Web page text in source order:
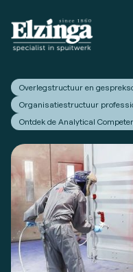
Overlegstructuur en
Organisatiestructuur
Ontdek de Analytical